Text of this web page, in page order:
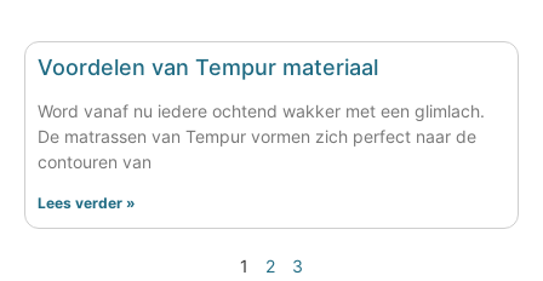
Voordelen van Tempur materiaal
Word vanaf nu iedere ochtend wakker met een glimlach.
De matrassen van Tempur vormen zich perfect naar de
contouren van
Lees verder »
1 2 3